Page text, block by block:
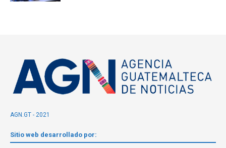
AGN.GT - 2021
Sitio web desarrollado por: